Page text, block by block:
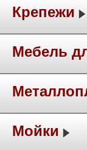
Крепежи
Мебель
Мойки